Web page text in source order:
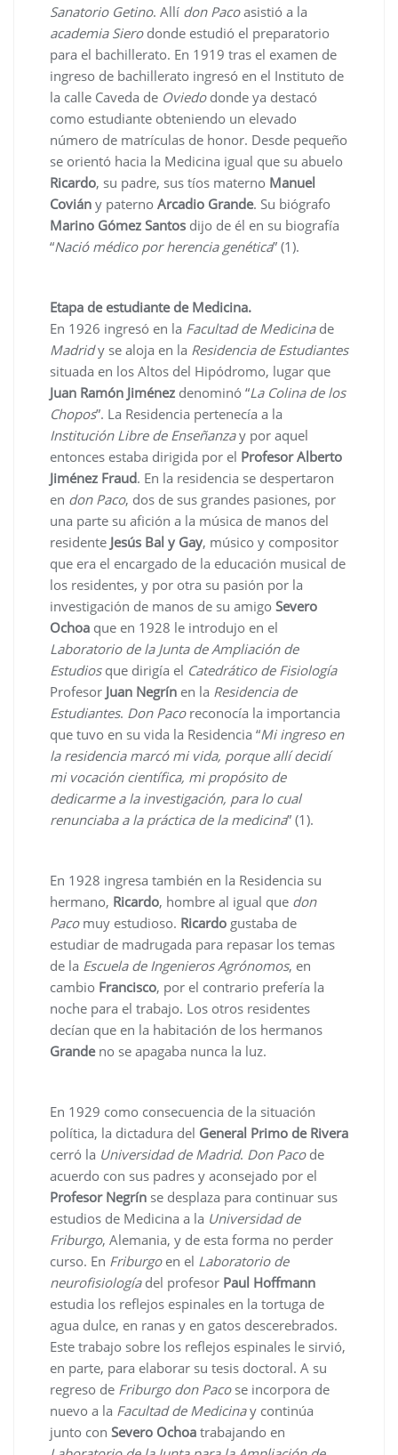
Sanatorio Getino. Allí don Pacoasistió a la
academia Sierodonde estudió el preparatorio
para el bachillerato. En 1919 tras el examen de
ingreso de bachillerato ingresó en el Instituto de
la calle Caveda de Oviedodonde ya destacó
como estudiante obteniendo un elevado
número de matrículas de honor. Desde pequeño
se orientó hacia la Medicina igual que su abuelo
Ricardo, su padre, sus tíos materno Manuel
Covián y paterno Arcadio Grande. Su biógrafo
Marino Gómez Santos dijo de él en su biografía
“Nació médico por herencia genética” (1).
Etapa de estudiante de Medicina.
En 1926 ingresó en la Facultad de Medicinade
Madridy se aloja en la Residencia de Estudiantes
situada en los Altos del Hipódromo, lugar que
Juan Ramón Jiménez denominó “La Colina de los
Chopos”. La Residencia pertenecía a la
Institución Libre de Enseñanzay por aquel
entonces estaba dirigida por el Profesor Alberto
Jiménez Fraud. En la residencia se despertaron
en don Paco, dos de sus grandes pasiones, por
una parte su afición a la música de manos del
residente Jesús Bal y Gay, músico y compositor
que era el encargado de la educación musical de
los residentes, y por otra su pasión por la
investigación de manos de su amigo Severo
Ochoa que en 1928 le introdujo en el
Laboratorio de la Junta de Ampliación de
Estudiosque dirigía el Catedrático de Fisiología
Profesor Juan Negrín en la Residencia de
Estudiantes. Don Pacoreconocía la importancia
que tuvo en su vida la Residencia “Mi ingreso en
la residencia marcó mi vida, porque allí decidí
mi vocación científica, mi propósito de
dedicarme a la investigación, para lo cual
renunciaba a la práctica de la medicina” (1).
En 1928 ingresa también en la Residencia su
hermano, Ricardo, hombre al igual que don
Pacomuy estudioso. Ricardo gustaba de
estudiar de madrugada para repasar los temas
de la Escuela de Ingenieros Agrónomos, en
cambio Francisco, por el contrario prefería la
noche para el trabajo. Los otros residentes
decían que en la habitación de los hermanos
Grandeno se apagaba nunca la luz.
En 1929 como consecuencia de la situación
política, la dictadura del General Primo de Rivera
cerró la Universidad de Madrid. Don Pacode
acuerdo con sus padres y aconsejado por el
Profesor Negrín se desplaza para continuar sus
estudios de Medicina a la Universidad de
Friburgo, Alemania, y de esta forma no perder
curso. En Friburgoen el Laboratorio de
neurofisiologíadel profesor Paul Hoffmann
estudia los reflejos espinales en la tortuga de
agua dulce, en ranas y en gatos descerebrados.
Este trabajo sobre los reflejos espinales le sirvió,
en parte, para elaborar su tesis doctoral. A su
regreso de Friburgo don Pacose incorpora de
nuevo a la Facultad de Medicinay continúa
junto con Severo Ochoa trabajando en